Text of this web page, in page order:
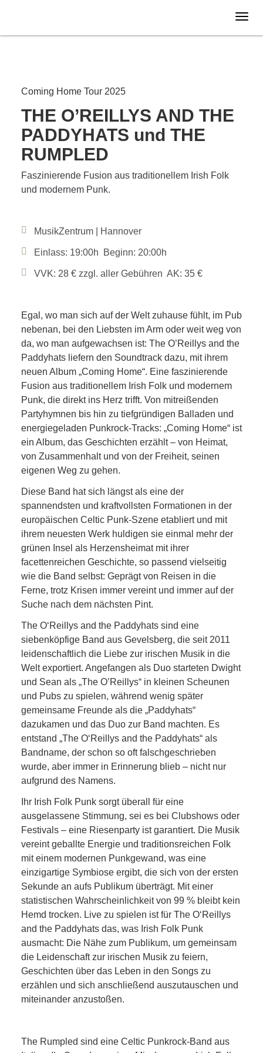
03.04.
Coming Home Tour 2025
THE O’REILLYS AND THE
PADDYHATS und THE
RUMPLED
Faszinierende Fusion aus traditionellem Irish Folk
und modernem Punk.
MusikZentrum | Hannover
Einlass: 19:00h Beginn: 20:00h
VVK: 28 € zzgl. aller Gebühren AK: 35 €
Egal, wo man sich auf der Welt zuhause fühlt, im Pub
nebenan, bei den Liebsten im Arm oder weit weg von
da, wo man aufgewachsen ist: The O’Reillys and the
Paddyhats liefern den Soundtrack dazu, mit ihrem
neuen Album „Coming Home“. Eine faszinierende
Fusion aus traditionellem Irish Folk und modernem
Punk, die direkt ins Herz trifft. Von mitreißenden
Partyhymnen bis hin zu tiefgründigen Balladen und
energiegeladen Punkrock-Tracks: „Coming Home“ ist
ein Album, das Geschichten erzählt – von Heimat,
von Zusammenhalt und von der Freiheit, seinen
eigenen Weg zu gehen.
Diese Band hat sich längst als eine der
spannendsten und kraftvollsten Formationen in der
europäischen Celtic Punk-Szene etabliert und mit
ihrem neuesten Werk huldigen sie einmal mehr der
grünen Insel als Herzensheimat mit ihrer
facettenreichen Geschichte, so passend vielseitig
wie die Band selbst: Geprägt von Reisen in die
Ferne, trotz Krisen immer vereint und immer auf der
Suche nach dem nächsten Pint.
The O‘Reillys and the Paddyhats sind eine
siebenköpfige Band aus Gevelsberg, die seit 2011
leidenschaftlich die Liebe zur irischen Musik in die
Welt exportiert. Angefangen als Duo starteten Dwight
und Sean als „The O’Reillys“ in kleinen Scheunen
und Pubs zu spielen, während wenig später
gemeinsame Freunde als die „Paddyhats“
dazukamen und das Duo zur Band machten. Es
entstand „The O‘Reillys and the Paddyhats“ als
Bandname, der schon so oft falschgeschrieben
wurde, aber immer in Erinnerung blieb – nicht nur
aufgrund des Namens.
Ihr Irish Folk Punk sorgt überall für eine
ausgelassene Stimmung, sei es bei Clubshows oder
Festivals – eine Riesenparty ist garantiert. Die Musik
vereint geballte Energie und traditionsreichen Folk
mit einem modernen Punkgewand, was eine
einzigartige Symbiose ergibt, die sich von der ersten
Sekunde an aufs Publikum überträgt. Mit einer
statistischen Wahrscheinlichkeit von 99 % bleibt kein
Hemd trocken. Live zu spielen ist für The O‘Reillys
and the Paddyhats das, was Irish Folk Punk
ausmacht: Die Nähe zum Publikum, um gemeinsam
die Leidenschaft zur irischen Musik zu feiern,
Geschichten über das Leben in den Songs zu
erzählen und sich anschließend auszutauschen und
miteinander anzustoßen.
The Rumpled sind eine Celtic Punkrock-Band aus